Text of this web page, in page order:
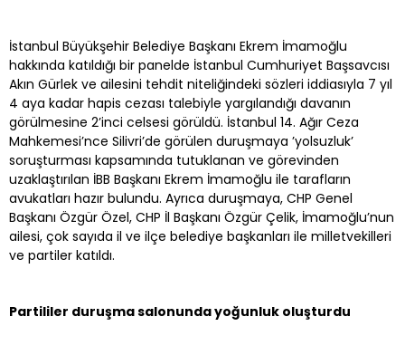
İstanbul Büyükşehir Belediye Başkanı Ekrem İmamoğlu
hakkında katıldığı bir panelde İstanbul Cumhuriyet Başsavcısı
Akın Gürlek ve ailesini tehdit niteliğindeki sözleri iddiasıyla 7 yıl
4 aya kadar hapis cezası talebiyle yargılandığı davanın
görülmesine 2’inci celsesi görüldü. İstanbul 14. Ağır Ceza
Mahkemesi’nce Silivri’de görülen duruşmaya ’yolsuzluk’
soruşturması kapsamında tutuklanan ve görevinden
uzaklaştırılan İBB Başkanı Ekrem İmamoğlu ile tarafların
avukatları hazır bulundu. Ayrıca duruşmaya, CHP Genel
Başkanı Özgür Özel, CHP İl Başkanı Özgür Çelik, İmamoğlu’nun
ailesi, çok sayıda il ve ilçe belediye başkanları ile milletvekilleri
ve partiler katıldı.
Partililer duruşma salonunda yoğunluk oluşturdu